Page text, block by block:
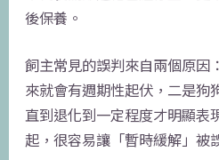
後保養。
飼主常見的誤判來自兩個原因
來就會有週期性起伏，二是狗
直到退化到一定程度才明顯表
起，很容易讓「暫時緩解」被